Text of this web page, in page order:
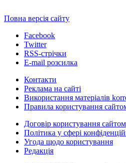
Повна версія сайту
Facebook
Twitter
RSS-стрічки
E-mail розсилка
Контакти
Реклама на сайті
Використання матеріалів
Правила користування
Договір користування сайтом
Політика у сфері
Угода щодо користування
Редакція